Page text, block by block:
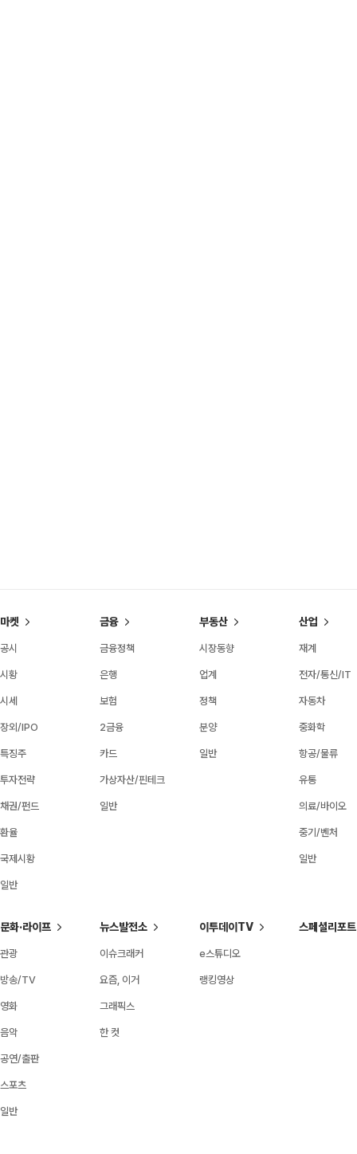
마켓
공시
시황
시세
장외/IPO
특징주
투자전략
채권/펀드
환율
국제시황
일반
금융
금융정책
은행
보험
2금융
카드
가상자산/핀테크
일반
부동산
시장동향
업계
정책
분양
일반
산업
재계
전자/통신/IT
자동차
중화학
항공/물류
유통
의료/바이오
중기/벤처
일반
문화·라이프
관광
방송/TV
영화
음악
공연/출판
스포츠
일반
뉴스발전소
이슈크래커
요즘, 이거
그래픽스
한 컷
이투데이TV
e스튜디오
랭킹영상
스페셜리포트